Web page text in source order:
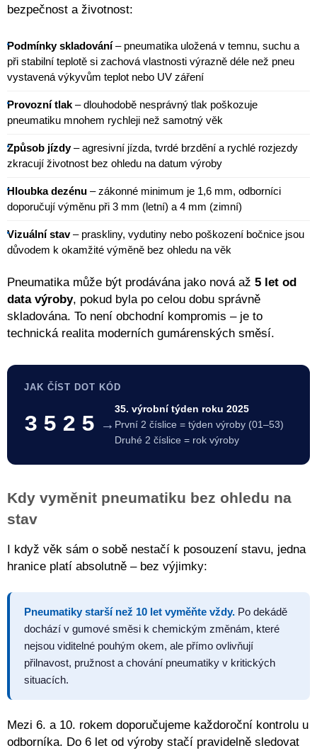
bezpečnost a životnost:
Podmínky skladování– pneumatika uložená v temnu, suchu a
při stabilní teplotě si zachová vlastnosti výrazně déle než pneu
vystavená výkyvům teplot nebo UV záření
Provozní tlak – dlouhodobě nesprávný tlak poškozuje
pneumatiku mnohem rychleji než samotný věk
Způsob jízdy– agresivní jízda, tvrdé brzdění a rychlé rozjezdy
zkracují životnost bez ohledu na datum výroby
Hloubka dezénu – zákonné minimum je 1,6 mm, odborníci
doporučují výměnu při 3 mm (letní) a 4 mm (zimní)
Vizuální stav– praskliny, vydutiny nebo poškození bočnice jsou
důvodem k okamžité výměně bez ohledu na věk
Pneumatika může být prodávána jako nová až 5 let od
data výroby, pokud byla po celou dobu správně
skladována. To není obchodní kompromis – je to
technická realita moderních gumárenských směsí.
JAK ČÍST DOT KÓD
3525 →
35. výrobní týden roku 2025
První 2 číslice = týden výroby (01–53)
Druhé 2 číslice = rok výroby
Kdy vyměnit pneumatiku bez ohledu na
stav
I když věk sám o sobě nestačí k posouzení stavu, jedna
hranice platí absolutně – bez výjimky:
Pneumatiky starší než 10 let vyměňte vždy. Po dekádě
dochází v gumové směsi k chemickým změnám, které
nejsou viditelné pouhým okem, ale přímo ovlivňují
přilnavost, pružnost a chování pneumatiky v kritických
situacích.
Mezi 6. a 10. rokem doporučujeme každoroční kontrolu u
odborníka. Do 6 let od výroby stačí pravidelně sledovat